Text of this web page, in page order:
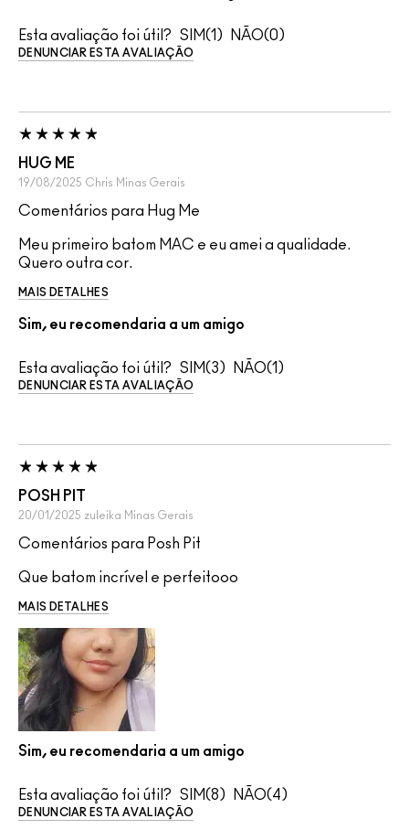
Esta avaliação foi útil? 1 0
DENUNCIAR ESTA AVALIAÇÃO
HUG ME
19/08/2025 Chris Minas Gerais
Comentários para Hug Me
Meu primeiro batom MAC e eu amei a qualidade.
Quero outra cor.
MAIS DETALHES
Sim, eu recomendaria a um amigo
Esta avaliação foi útil? 3 1
DENUNCIAR ESTA AVALIAÇÃO
POSH PIT
20/01/2025 zuleika Minas Gerais
Comentários para Posh Pit
Que batom incrível e perfeitooo
MAIS DETALHES
Sim, eu recomendaria a um amigo
Esta avaliação foi útil? 8 4
DENUNCIAR ESTA AVALIAÇÃO